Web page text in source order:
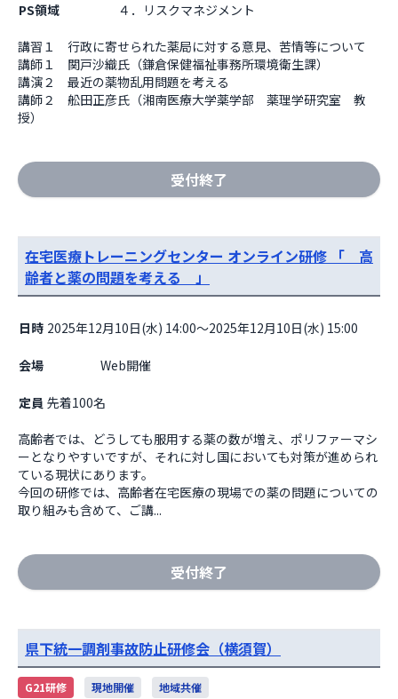
PS領域
４．リスクマネジメント
講習１　行政に寄せられた薬局に対する意見、苦情等について
講師１　関戸沙織氏（鎌倉保健福祉事務所環境衛生課）
講演２　最近の薬物乱用問題を考える
講師２　舩田正彦氏（湘南医療大学薬学部　薬理学研究室　教
授）
受付終了
在宅医療トレーニングセンター オンライン研修 「 高
齢者と薬の問題を考える 」
日時 2025年12月10日(水) 14:00～2025年12月10日(水) 15:00
会場
定員 先着100名
高齢者では、どうしても服用する薬の数が増え、ポリファーマシ
ーとなりやすいですが、それに対し国においても対策が進められ
ている現状にあります。
今回の研修では、高齢者在宅医療の現場での薬の問題についての
取り組みも含めて、ご講...
受付終了
県下統一調剤事故防止研修会（横須賀）
G21研修 現地開催 地域共催